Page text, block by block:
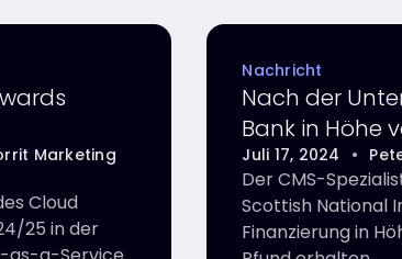
Marketing
Cloud
25 in der
Nachricht
Nach der
Bank in Höhe
für Forrit keine
Juli 17, 2024 •
Der CMS-
Scottish National
Finanzierung in